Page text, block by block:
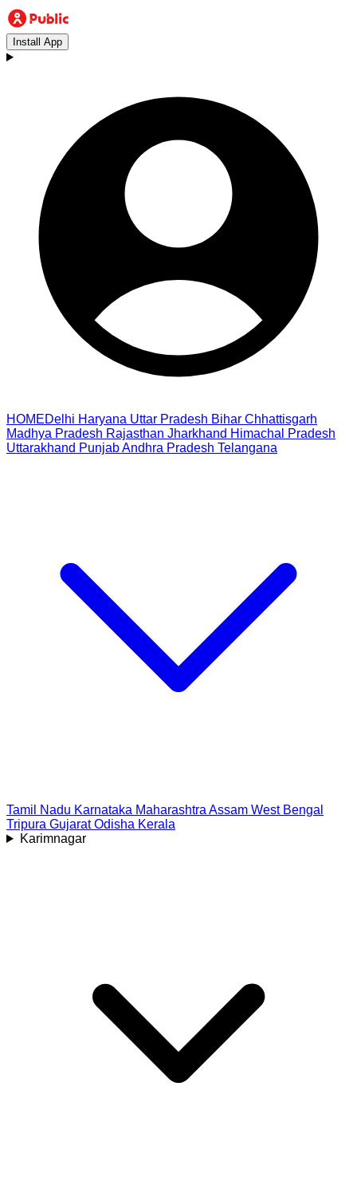
Install App
HOMEDelhi Haryana Uttar Pradesh Bihar Chhattisgarh
Madhya Pradesh Rajasthan Jharkhand Himachal Pradesh
Uttarakhand PunjabAndhra Pradesh Telangana
Tamil Nadu Karnataka Maharashtra Assam West Bengal
Tripura Gujarat Odisha Kerala
Karimnagar